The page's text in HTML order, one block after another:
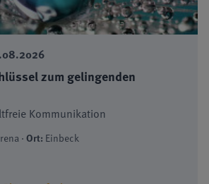
zum gelingenden
Kommunikation
·Ort: Einbeck